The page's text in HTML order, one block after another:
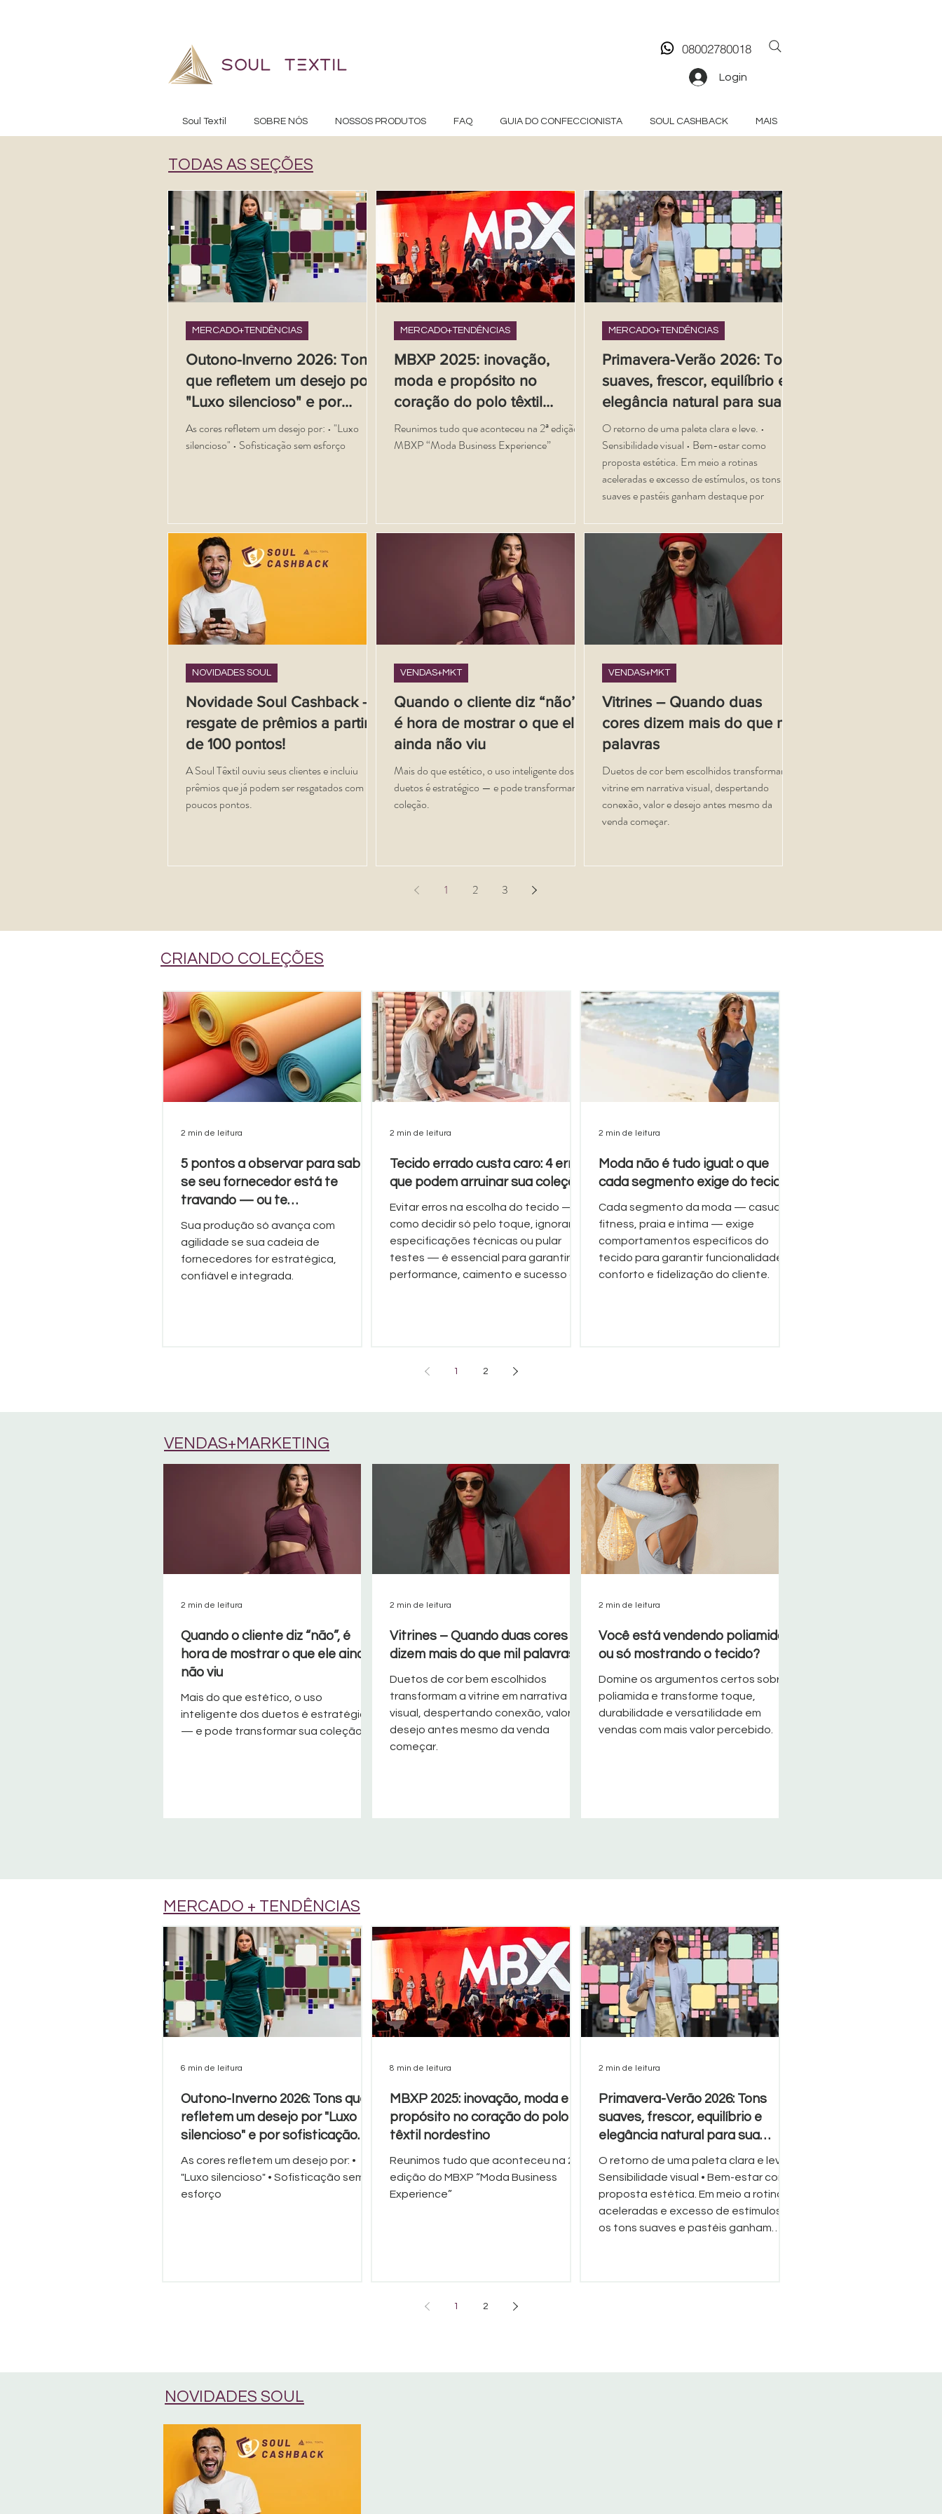
08002780018
Login
Soul Textil SOBRE NÓS NOSSOS PRODUTOS FAQ GUIA DO CONFECCIONISTA SOUL CASHBACK MAIS
TODAS AS SEÇÕES
Outono-Inverno 2026: Tons
que refletem um desejo por
"Luxo silencioso" e por
sofisticação sem esforço.
As cores refletem um desejo por: • "Luxo
silencioso" • Sofisticação sem esforço
MERCADO+TENDÊNCIAS
MBXP 2025: inovação,
moda e propósito no
coração do polo têxtil
nordestino
Reunimos tudo que aconteceu na 2ª edição do
MBXP “Moda Business Experience”
MERCADO+TENDÊNCIAS
Primavera-Verão 2026: Tons
suaves, frescor, equilíbrio e
elegância natural para sua
coleção
O retorno de uma paleta clara e leve. •
Sensibilidade visual • Bem-estar como
proposta estética. Em meio a rotinas
aceleradas e excesso de estímulos, os tons
suaves e pastéis ganham destaque por
natural.
MERCADO+TENDÊNCIAS
Novidade Soul Cashback –
resgate de prêmios a partir
de 100 pontos!
A Soul Têxtil ouviu seus clientes e incluiu
prêmios que já podem ser resgatados com
poucos pontos.
NOVIDADES SOUL
Quando o cliente diz “não”,
é hora de mostrar o que ele
ainda não viu
Mais do que estético, o uso inteligente dos
duetos é estratégico — e pode transformar sua
coleção.
VENDAS+MKT
Vitrines – Quando duas
cores dizem mais do que mil
palavras
Duetos de cor bem escolhidos transformam a
vitrine em narrativa visual, despertando
conexão, valor e desejo antes mesmo da
venda começar.
VENDAS+MKT
1 2 3
CRIANDO COLEÇÕES
5 pontos a observar para saber
se seu fornecedor está te
travando — ou te
impulsionando?
Sua produção só avança com
agilidade se sua cadeia de
fornecedores for estratégica,
confiável e integrada.
2 min de leitura
Tecido errado custa caro: 4 erros
que podem arruinar sua coleção
Evitar erros na escolha do tecido —
como decidir só pelo toque, ignorar
especificações técnicas ou pular
testes — é essencial para garantir
performance, caimento e sucesso da
2 min de leitura
Moda não é tudo igual: o que
cada segmento exige do tecido
Cada segmento da moda — casual,
fitness, praia e íntima — exige
comportamentos específicos do
tecido para garantir funcionalidade,
conforto e fidelização do cliente.
2 min de leitura
1 2
Quando o cliente diz “não”, é
hora de mostrar o que ele ainda
não viu
Mais do que estético, o uso
inteligente dos duetos é estratégico
— e pode transformar sua coleção.
2 min de leitura
Vitrines – Quando duas cores
dizem mais do que mil palavras
Duetos de cor bem escolhidos
transformam a vitrine em narrativa
visual, despertando conexão, valor e
desejo antes mesmo da venda
começar.
2 min de leitura
Você está vendendo poliamida
ou só mostrando o tecido?
Domine os argumentos certos sobre
poliamida e transforme toque,
durabilidade e versatilidade em
vendas com mais valor percebido.
2 min de leitura
VENDAS+MARKETING
Outono-Inverno 2026: Tons que
refletem um desejo por "Luxo
silencioso" e por sofisticação
sem esforço.
As cores refletem um desejo por: •
"Luxo silencioso" • Sofisticação sem
esforço
6 min de leitura
MBXP 2025: inovação, moda e
propósito no coração do polo
têxtil nordestino
Reunimos tudo que aconteceu na 2ª
edição do MBXP “Moda Business
Experience”
8 min de leitura
Primavera-Verão 2026: Tons
suaves, frescor, equilíbrio e
elegância natural para sua
O retorno de uma paleta clara e leve. •
Sensibilidade visual • Bem-estar como
proposta estética. Em meio a rotinas
aceleradas e excesso de estímulos,
os tons suaves e pastéis ganham
2 min de leitura
1 2
MERCADO + TENDÊNCIAS
NOVIDADES SOUL